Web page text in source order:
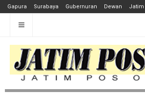
Gapura Surabaya Gubernuran Dewan Jatim